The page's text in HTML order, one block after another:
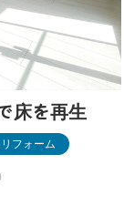
床を再生
フォーム